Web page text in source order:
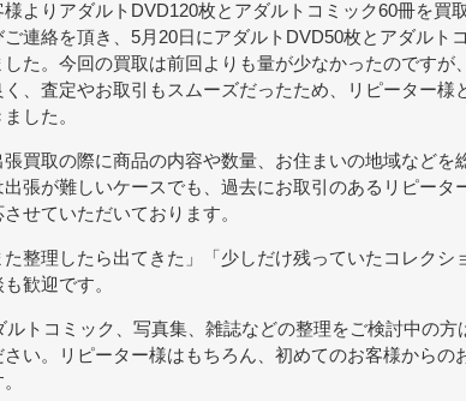
よりアダルトDVD120枚とアダルトコミック60冊を買
ご連絡を頂き、5月20日にアダルトDVD50枚とアダルト
た。今回の買取は前回よりも量が少なかったのですが
、査定やお取引もスムーズだったため、リピーター様
した。
買取の際に商品の内容や数量、お住まいの地域などを
張が難しいケースでも、過去にお取引のあるリピータ
せていただいております。
た整理したら出てきた」「少しだけ残っていたコレクシ
歓迎です。
ルトコミック、写真集、雑誌などの整理をご検討中の方
い。リピーター様はもちろん、初めてのお客様からの